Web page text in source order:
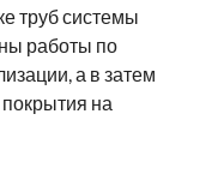
труб системы
работы по
а в затем
на